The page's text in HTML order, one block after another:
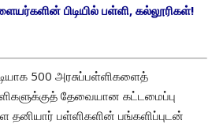
பிடியில் பள்ளி, கல்லூரிகள்!
500 அரசுப்பள்ளிகளைத்
தேவையான கட்டமைப்பு
தனியார் பள்ளிகளின் பங்களிப்புடன்